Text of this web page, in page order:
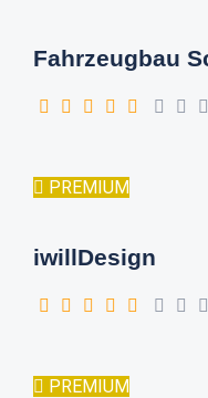
Fahrzeugbau
PREMIUM
iwillDesign
PREMIUM